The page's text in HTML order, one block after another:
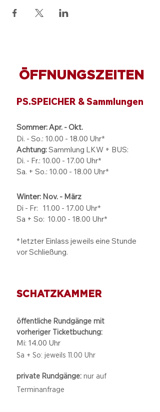
ÖFFNUNGSZEITEN
PS.SPEICHER & Sammlungen
Sommer: Apr. - Okt.
Di. - So.: 10.00 - 18.00 Uhr*
Achtung:Sammlung LKW + BUS:
Di. - Fr.: 10.00 - 17.00 Uhr*
Sa. + So.: 10.00 - 18.00 Uhr*
Winter: Nov. - März
Di - Fr: 11.00 - 17.00 Uhr*
Sa + So: 10.00 - 18.00 Uhr*
* letzter Einlass jeweils eine Stunde
vor Schließung.
SCHATZKAMMER
öffentliche Rundgänge mit
vorheriger Ticketbuchung:
Mi: 14.00 Uhr
Sa + So: jeweils 11.00 Uhr
private Rundgänge: nur auf
Terminanfrage